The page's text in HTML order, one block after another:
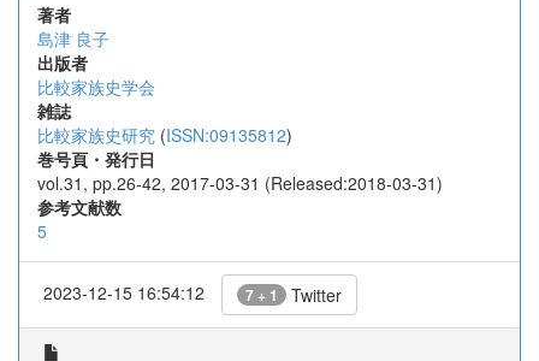
著者
島津 良子
出版者
比較家族史学会
雑誌
比較家族史研究 (ISSN:09135812)
巻号頁・発行日
vol.31, pp.26-42, 2017-03-31 (Released:2018-03-31)
参考文献数
5
2023-12-15 16:54:12 7 + 1 Twitter